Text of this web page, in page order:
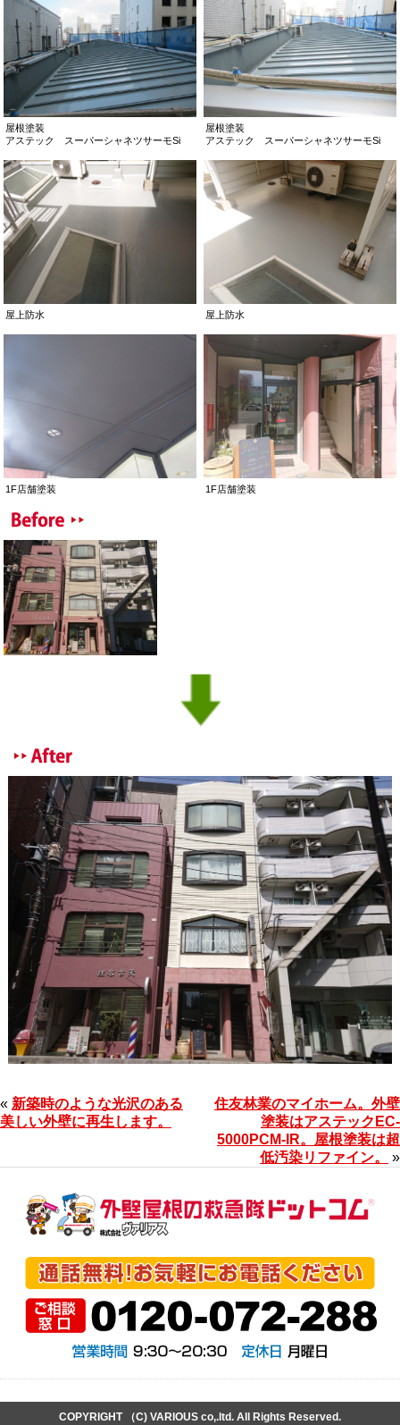
屋根塗装
アステック スーパーシャネツサーモSi
屋根塗装
アステック スーパーシャネツサーモSi
屋上防水 屋上防水
1F店舗塗装 1F店舗塗装
« 新築時のような光沢のある
美しい外壁に再生します。
住友林業のマイホーム。外壁
塗装はアステックEC-
5000PCM-IR。屋根塗装は超
低汚染リファイン。
»
COPYRIGHT （C) VARIOUS co,.ltd. All Rights Reserved.